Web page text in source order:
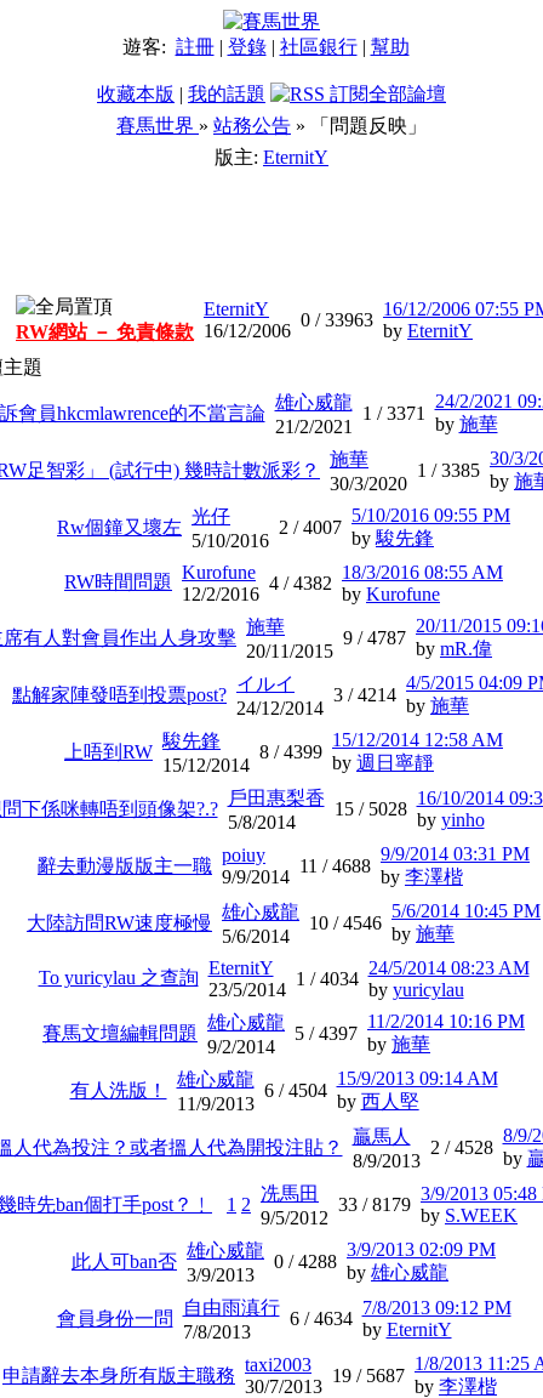
遊客: 註冊| 登錄| 社區銀行| 幫助
收藏本版 | 我的話題
賽馬世界 » 站務公告 » 「問題反映」
版主: EternitY
RW網站 － 免責條款
EternitY
16/12/2006
0 /33963
16/12/2006 07:55
by EternitY
題
會員hkcmlawrence的不當言論
雄心威龍
21/2/2021
1 /3371
24/2/2021
by 施華
足智彩」 (試行中) 幾時計數派彩？
施華
30/3/2020
1 /3385
30/3/
by 施
Rw個鐘又壞左
光仔
5/10/2016
2 /4007
5/10/2016 09:55 PM
by 駿先鋒
RW時間問題 Kurofune
12/2/2016
4 /4382
18/3/2016 08:55 AM
by Kurofune
席有人對會員作出人身攻擊
施華
20/11/2015
9 /4787
20/11/2015
by mR.偉
點解家陣發唔到投票post?
イルイ
24/12/2014
3 /4214
4/5/2015 04:09
by 施華
上唔到RW
駿先鋒
15/12/2014
8 /4399
15/12/2014 12:58 AM
by 週日寧靜
下係咪轉唔到頭像架?.?
戶田惠梨香
5/8/2014
15 / 5028
16/10/2014
by yinho
辭去動漫版版主一職
poiuy
9/9/2014
11 /4688
9/9/2014 03:31 PM
by 李澤楷
大陸訪問RW速度極慢
雄心威龍
5/6/2014
10 /4546
5/6/2014 10:45 PM
by 施華
To yuricylau 之查詢 EternitY
23/5/2014
1 /4034
24/5/2014 08:23 AM
by yuricylau
賽馬文壇編輯問題
雄心威龍
9/2/2014
5 /4397
11/2/2014 10:16 PM
by 施華
有人洗版！
雄心威龍
11/9/2013
6 /4504
15/9/2013 09:14 AM
by 西人堅
人代為投注？或者搵人代為開投注貼？
贏馬人
8/9/2013
2 /4528
8/9/
by
時先ban個打手post？﹗ 1 2
冼馬田
9/5/2012
33 /8179
3/9/2013 05:48
by S.WEEK
此人可ban否
雄心威龍
3/9/2013
0 /4288
3/9/2013 02:09 PM
by 雄心威龍
會員身份一問
自由雨滇行
7/8/2013
6 /4634
7/8/2013 09:12 PM
by EternitY
申請辭去本身所有版主職務
taxi2003
30/7/2013
19 / 5687
1/8/2013 11:25
by 李澤楷